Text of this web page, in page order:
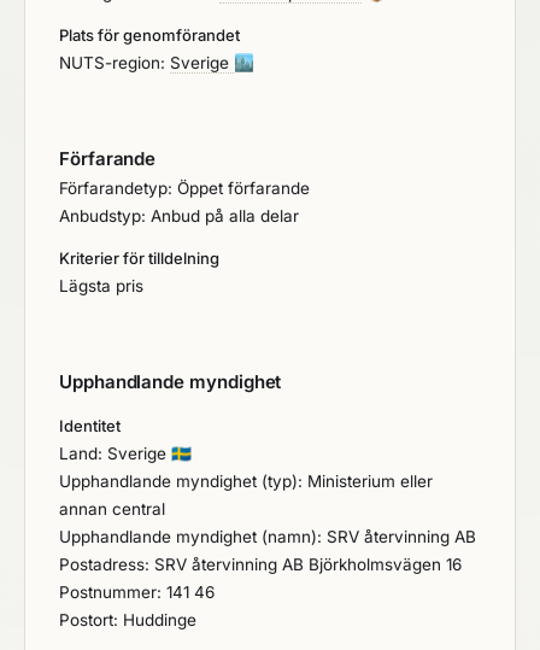
Plats för genomförandet
NUTS-region: Sverige 🏙️
Förfarande
Förfarandetyp: Öppet förfarande
Anbudstyp: Anbud på alla delar
Kriterier för tilldelning
Lägsta pris
Upphandlande myndighet
Identitet
Land: Sverige 🇸🇪
Upphandlande myndighet (typ): Ministerium eller
annan central
Upphandlande myndighet (namn): SRV återvinning AB
Postadress: SRV återvinning AB Björkholmsvägen 16
Postnummer: 141 46
Postort: Huddinge